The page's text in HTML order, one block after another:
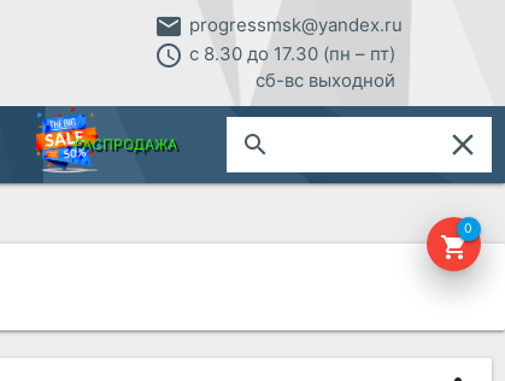
email progressmsk@yandex.ru
access_time с 8.30 до 17.30 (пн – пт)
сб-вс выходной
РАСПРОДАЖА search close
shopping_cart
0